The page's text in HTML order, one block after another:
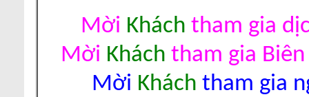
Mời Khách tham gia
Mời Khách tham gia
Mời Khách tham gia